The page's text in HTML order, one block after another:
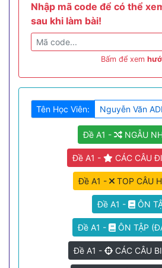
Nhập mã code để có thể
sau khi làm bài!
Bấm để xem
Tên Học Viên:
Đề A1 - NGẪU
Đề A1 - CÁC CÂU
Đề A1 - TOP CÂU
Đề A1 - ÔN
Đề A1 - ÔN TẬP
Đề A1 - CÁC CÂU